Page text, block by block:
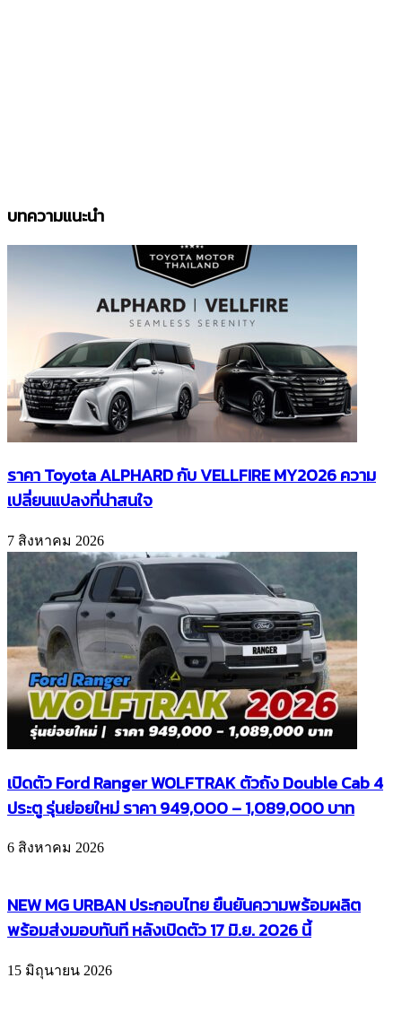
บทความแนะนำ
ราคา Toyota ALPHARD กับ VELLFIRE MY2026 ความ
เปลี่ยนแปลงที่น่าสนใจ
7 สิงหาคม 2026
เปิดตัว Ford Ranger WOLFTRAK ตัวถัง Double Cab 4
ประตู รุ่นย่อยใหม่ ราคา 949,000 – 1,089,000 บาท
6 สิงหาคม 2026
NEW MG URBAN ประกอบไทย ยืนยันความพร้อมผลิต
พร้อมส่งมอบทันที หลังเปิดตัว 17 มิ.ย. 2026 นี้
15 มิถุนายน 2026